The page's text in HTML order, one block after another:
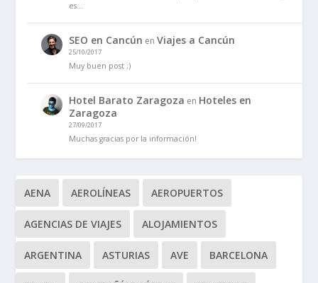
es…
SEO en Cancún enViajes a Cancún
25/10/2017
Muy buen post ;)
Hotel Barato Zaragoza en Hoteles en
Zaragoza
27/09/2017
Muchas gracias por la información!
AENA AEROLÍNEAS AEROPUERTOS
AGENCIAS DE VIAJES ALOJAMIENTOS
ARGENTINA ASTURIAS AVE BARCELONA